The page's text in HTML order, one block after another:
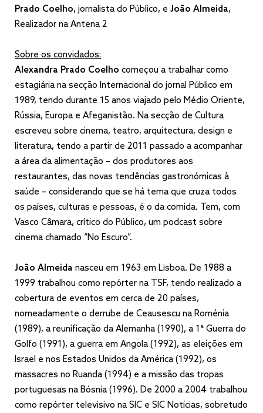
Prado Coelho, jornalista do Público, e João Almeida,
Realizador na Antena 2
Sobre os convidados:
Alexandra Prado Coelho começou a trabalhar como
estagiária na secção Internacional do jornal Público em
1989, tendo durante 15 anos viajado pelo Médio Oriente,
Rússia, Europa e Afeganistão. Na secção de Cultura
escreveu sobre cinema, teatro, arquitectura, design e
literatura, tendo a partir de 2011 passado a acompanhar
a área da alimentação – dos produtores aos
restaurantes, das novas tendências gastronómicas à
saúde – considerando que se há tema que cruza todos
os países, culturas e pessoas, é o da comida. Tem, com
Vasco Câmara, crítico do Público, um podcast sobre
cinema chamado “No Escuro”.
João Almeida nasceu em 1963 em Lisboa. De 1988 a
1999 trabalhou como repórter na TSF, tendo realizado a
cobertura de eventos em cerca de 20 países,
nomeadamente o derrube de Ceausescu na Roménia
(1989), a reunificação da Alemanha (1990), a 1ª Guerra do
Golfo (1991), a guerra em Angola (1992), as eleições em
Israel e nos Estados Unidos da América (1992), os
massacres no Ruanda (1994) e a missão das tropas
portuguesas na Bósnia (1996). De 2000 a 2004 trabalhou
como repórter televisivo na SIC e SIC Notícias, sobretudo